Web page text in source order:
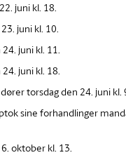
juni kl. 18.
juni kl. 10.
juni kl. 11.
juni kl. 18.
torsdag den 24. juni kl.
sine forhandlinger
oktober kl. 13.